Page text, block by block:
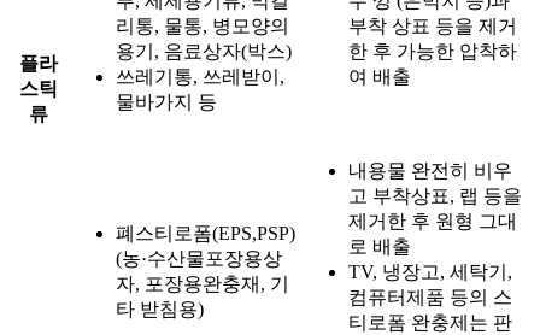
플라
스틱
류
리통, 물통, 병모양의
용기, 음료상자(박스)
쓰레기통, 쓰레받이,
물바가지 등
부착 상표 등을 제거
한 후 가능한 압착하
여 배출
폐스티로폼(EPS,PSP)
(농·수산물포장용상
자, 포장용완충재, 기
타 받침용)
내용물 완전히 비우
고 부착상표, 랩 등을
제거한 후 원형 그대
로 배출
TV, 냉장고, 세탁기,
컴퓨터제품 등의 스
티로폼 완충제는 판